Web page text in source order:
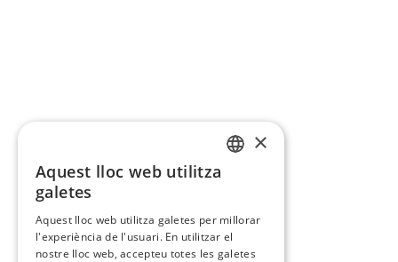
×
Aquest lloc web utilitza
galetes
Aquest lloc web utilitza galetes per millorar
l'experiència de l'usuari. En utilitzar el
nostre lloc web, accepteu totes les galetes